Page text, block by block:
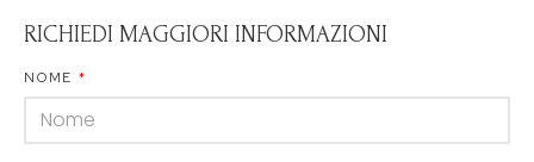
RICHIEDI MAGGIORI INFORMAZIONI
NOME